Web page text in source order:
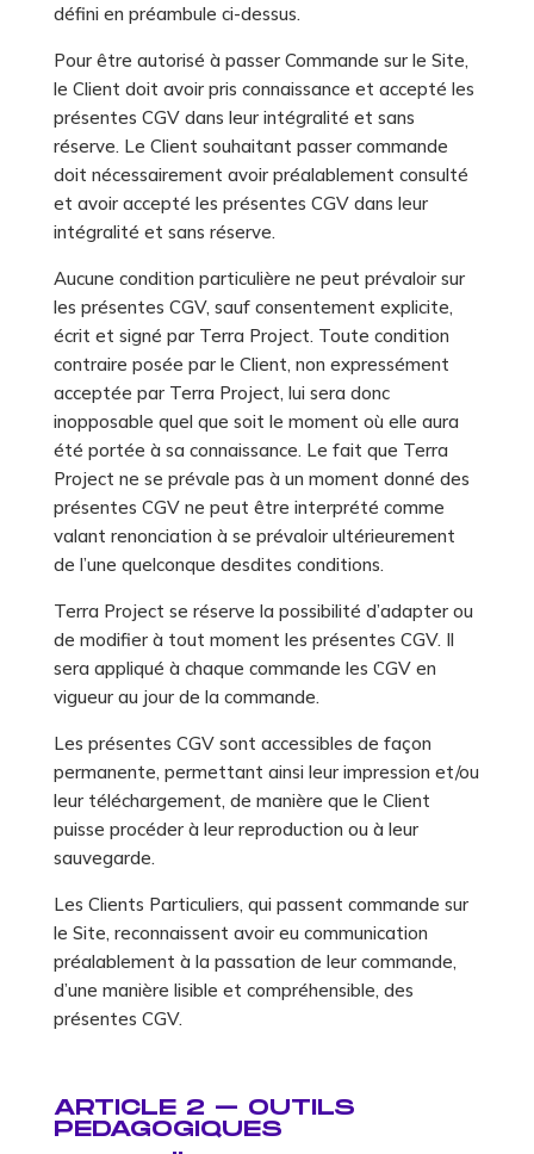
défini en préambule ci-dessus.
Pour être autorisé à passer Commande sur le Site,
le Client doit avoir pris connaissance et accepté les
présentes CGV dans leur intégralité et sans
réserve. Le Client souhaitant passer commande
doit nécessairement avoir préalablement consulté
et avoir accepté les présentes CGV dans leur
intégralité et sans réserve.
Aucune condition particulière ne peut prévaloir sur
les présentes CGV, sauf consentement explicite,
écrit et signé par Terra Project. Toute condition
contraire posée par le Client, non expressément
acceptée par Terra Project, lui sera donc
inopposable quel que soit le moment où elle aura
été portée à sa connaissance. Le fait que Terra
Project ne se prévale pas à un moment donné des
présentes CGV ne peut être interprété comme
valant renonciation à se prévaloir ultérieurement
de l’une quelconque desdites conditions.
Terra Project se réserve la possibilité d’adapter ou
de modifier à tout moment les présentes CGV. Il
sera appliqué à chaque commande les CGV en
vigueur au jour de la commande.
Les présentes CGV sont accessibles de façon
permanente, permettant ainsi leur impression et/ou
leur téléchargement, de manière que le Client
puisse procéder à leur reproduction ou à leur
sauvegarde.
Les Clients Particuliers, qui passent commande sur
le Site, reconnaissent avoir eu communication
préalablement à la passation de leur commande,
d’une manière lisible et compréhensible, des
présentes CGV.
ARTICLE 2 – OUTILS
PEDAGOGIQUES